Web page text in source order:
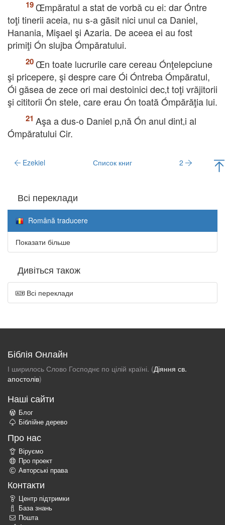
Œmpăratul a stat de vorbă cu ei: dar Óntre
toţi tinerii aceia, nu s-a găsit nici unul ca Daniel,
Hanania, Mişael şi Azaria. De aceea ei au fost
primiţi Ón slujba Ómpăratului.
Œn toate lucrurile care cereau Ónţelepciune
şi pricepere, şi despre care Ói Óntreba Ómpăratul,
Ói găsea de zece ori mai destoinici dec‚t toţi vrăjitorii
şi cititorii Ón stele, care erau Ón toată Ómpărăţia lui.
Aşa a dus-o Daniel p‚nă Ón anul dint‚i al
Ómpăratului Cir.
Ezekiel Список книг 2
Всі переклади
Română traducere
Показати більше
Дивіться також
Всі переклади
Біблія Онлайн
І ширилось Слово Господнє по цілій країні. (Діяння св.
апостолів)
Наші сайти
Блог
Біблійне дерево
Про нас
Віруємо
Про проект
Авторські права
Контакти
Центр підтримки
База знань
Пошта